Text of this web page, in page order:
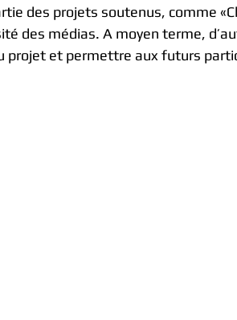
des projets soutenus, comme
des médias. A moyen terme,
projet et permettre aux futurs